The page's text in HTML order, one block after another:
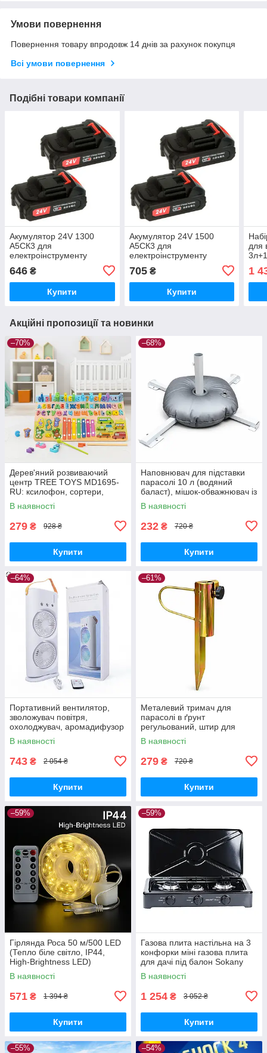
Умови повернення
Повернення товару впродовж 14 днів за рахунок покупця
Всі умови повернення
Подібні товари компанії
Акумулятор 24V 1300
А5СК3 для
електроінструменту
646 ₴
Купити
Акумулятор 24V 1500
А5СК3 для
електроінструменту
705₴
Купити
для
1
Акційні пропозиції та новинки
–70%
Дерев'яний розвиваючий
центр TREE TOYS MD1695-
RU: ксилофон, сортери,
рибальство, 10 рибок
В наявності
279 ₴ 928 ₴
Купити
–68%
Наповнювач для підставки
парасолі 10 л (водяний
баласт), мішок-обважнювач із
клапаном
В наявності
232 ₴ 720 ₴
Купити
–64%
Портативний вентилятор,
зволожувач повітря,
охолоджувач, аромадифузор
FH-666
В наявності
743 ₴ 2 054 ₴
Купити
–61%
Металевий тримач для
парасолі в ґрунт
регульований, штир для
садової парасолі з
фіксатором
В наявності
279 ₴ 720 ₴
Купити
–59%
Гірлянда Роса 50 м/500 LED
(Тепло біле світло, IP44,
High-Brightness LED)
В наявності
571 ₴ 1 394 ₴
Купити
–59%
Газова плита настільна на 3
конфорки міні газова плита
для дачі під балон Sokany
В наявності
1 254 ₴ 3 052 ₴
Купити
–55% –54%